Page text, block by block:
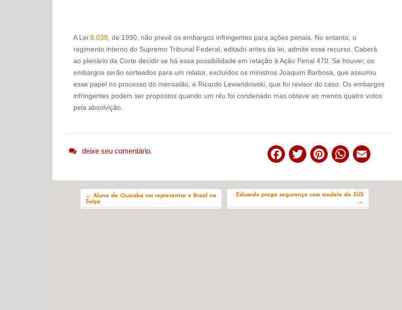
A Lei 8.038, de 1990, não prevê os embargos infringentes para ações penais. No entanto, o
regimento interno do Supremo Tribunal Federal, editado antes da lei, admite esse recurso. Caberá
ao plenário da Corte decidir se há essa possibilidade em relação à Ação Penal 470. Se houver, os
embargos serão sorteados para um relator, excluídos os ministros Joaquim Barbosa, que assumiu
esse papel no processo do mensalão, e Ricardo Lewandowski, que foi revisor do caso. Os embargos
infringentes podem ser propostos quando um réu foi condenado mas obteve ao menos quatro votos
pela absolvição.
deixe seu comentário.
Facebook
Twitter PinterestWhatsApp
← Aluna de Quixaba vai representar o Brasil na
Suíça
Eduardo prega segurança com modelo do SUS
→